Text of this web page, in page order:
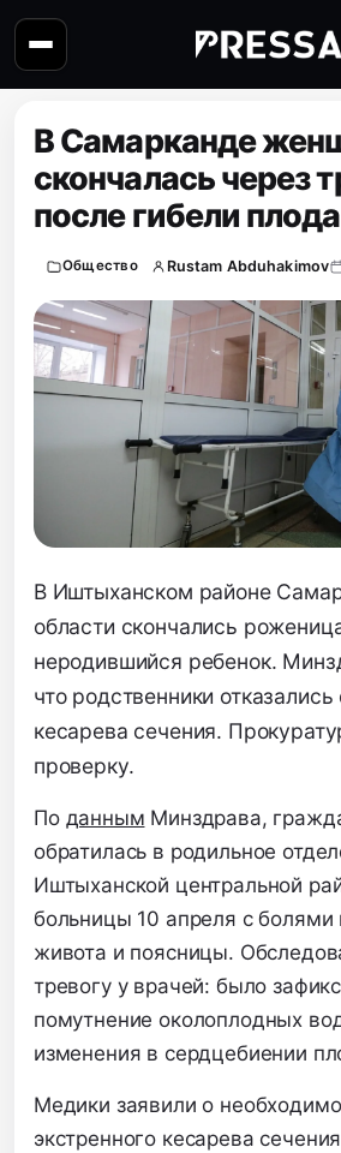
В Самарканде
скончалась через
после гибели плода
Общество Rustam Abduhakimov
В Иштыханском районе
области скончались
неродившийся ребенок.
что родственники отказались
кесарева сечения.
проверку.
По данным Минздрава,
обратилась в родильное
Иштыханской центральной
больницы 10 апреля с болями
живота и поясницы.
тревогу у врачей: было
помутнение околоплодных
изменения в сердцебиении
Медики заявили о
экстренного кесарева